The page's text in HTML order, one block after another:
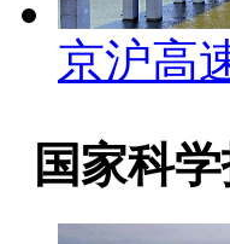
京沪高
国家科